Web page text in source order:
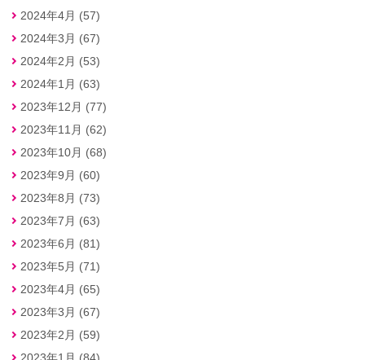
2024年4月 (57)
2024年3月 (67)
2024年2月 (53)
2024年1月 (63)
2023年12月 (77)
2023年11月 (62)
2023年10月 (68)
2023年9月 (60)
2023年8月 (73)
2023年7月 (63)
2023年6月 (81)
2023年5月 (71)
2023年4月 (65)
2023年3月 (67)
2023年2月 (59)